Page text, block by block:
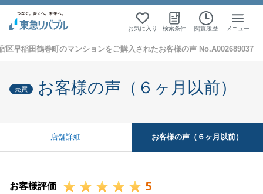
お気に入り 検索条件 閲覧履歴 メニュー
区早稲田鶴巻町のマンションをご購入されたお客様の声 No.A002689037
売買 お客様の声（６ヶ月以前）
店舗詳細 お客様の声（６ヶ月以前）
お客様評価 5